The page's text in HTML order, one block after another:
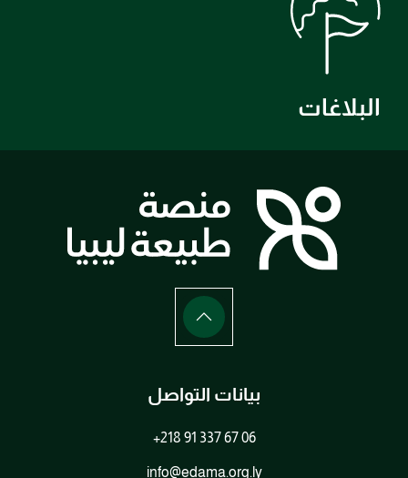
البلاغات
بيانات التواصل
+218 91 337 67 06
info@edama.org.ly